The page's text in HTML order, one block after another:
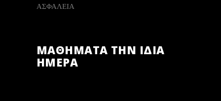
ΑΣΦΑΛΕΙΑ
ΜΑΘΗΜΑΤΑ ΤΗΝ ΙΔΙΑ
ΗΜΕΡΑ